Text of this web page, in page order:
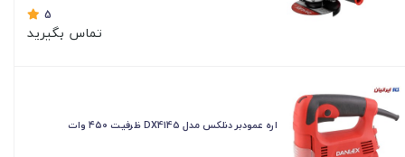
5
تماس بگیرید
اره عمودبر دنلکس مدل DX4145 ظرفیت ۴۵۰ وات